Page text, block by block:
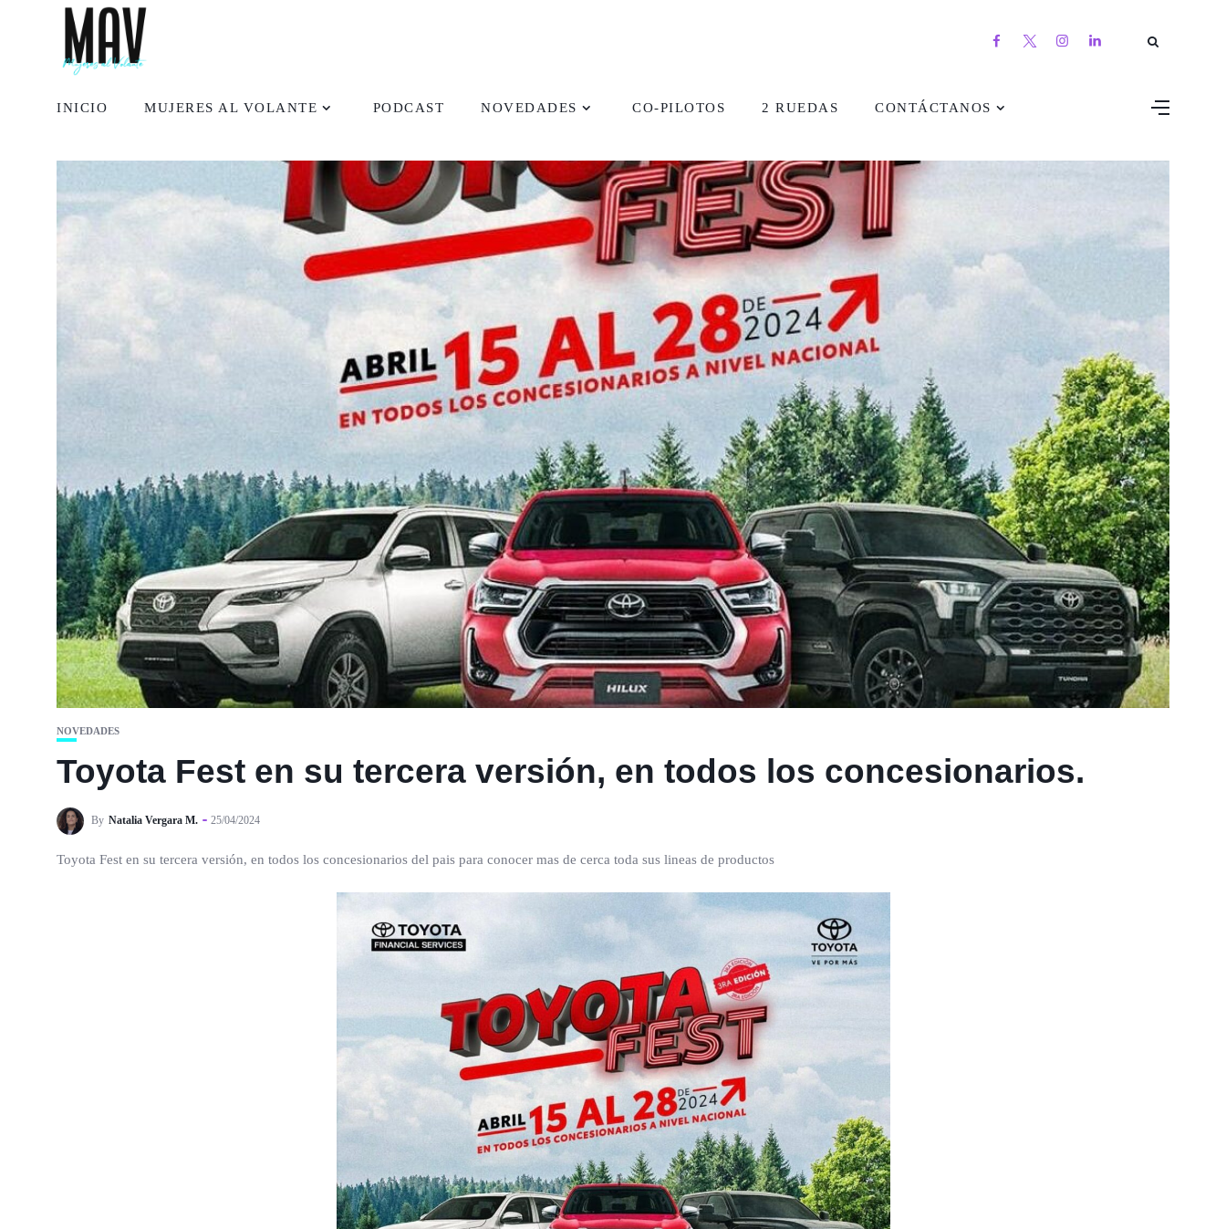
INICIO MUJERES AL VOLANTE PODCAST NOVEDADES CO-PILOTOS 2 RUEDAS CONTÁCTANOS
NOVEDADES
Toyota Fest en su tercera versión, en todos los concesionarios.
By Natalia Vergara M. 25/04/2024
Toyota Fest en su tercera versión, en todos los concesionarios del pais para conocer mas de cerca toda sus lineas de productos